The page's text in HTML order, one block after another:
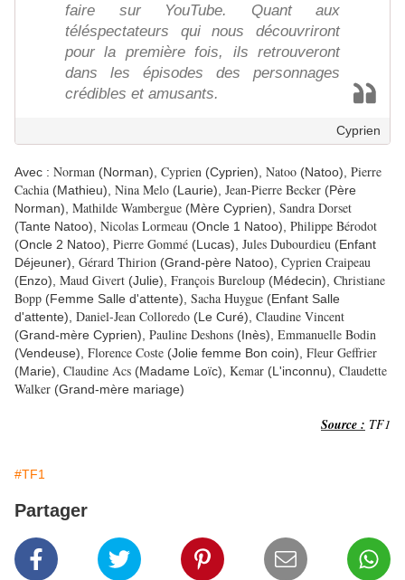
faire sur YouTube. Quant aux
téléspectateurs qui nous découvriront
pour la première fois, ils retrouveront
dans les épisodes des personnages
crédibles et amusants.
Cyprien
Avec : Norman (Norman), Cyprien (Cyprien), Natoo (Natoo), Pierre
Cachia (Mathieu), Nina Melo (Laurie), Jean-Pierre Becker (Père
Norman), Mathilde Wambergue (Mère Cyprien), Sandra Dorset
(Tante Natoo), Nicolas Lormeau (Oncle 1 Natoo), Philippe Bérodot
(Oncle 2 Natoo), Pierre Gommé (Lucas), Jules Dubourdieu (Enfant
Déjeuner), Gérard Thirion (Grand-père Natoo), Cyprien Craipeau
(Enzo), Maud Givert (Julie), François Bureloup (Médecin), Christiane
Bopp (Femme Salle d'attente), Sacha Huygue (Enfant Salle
d'attente), Daniel-Jean Colloredo (Le Curé), Claudine Vincent
(Grand-mère Cyprien), Pauline Deshons (Inès), Emmanuelle Bodin
(Vendeuse), Florence Coste (Jolie femme Bon coin), Fleur Geffrier
(Marie), Claudine Acs (Madame Loïc), Kemar (L'inconnu), Claudette
Walker (Grand-mère mariage)
Source : TF1
#TF1
Partager